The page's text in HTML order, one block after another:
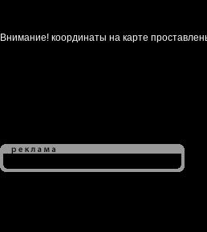
Внимание! координаты на карте